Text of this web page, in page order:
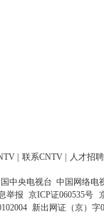
联系CNTV 人才招聘
中央电视台 中国网络电
举报 京ICP证060535号
新出网证（京）